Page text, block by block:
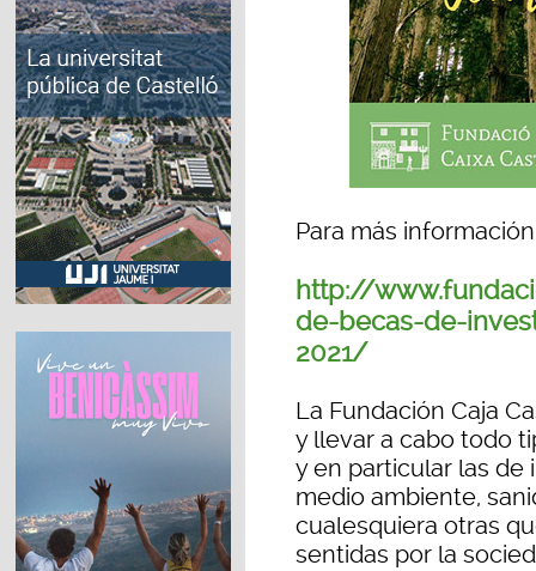
Para más
http://
de-becas-de-
2021/
La Fundación Caja
y llevar a cabo todo
y en particular las de
medio ambiente,
cualesquiera otras
sentidas por la